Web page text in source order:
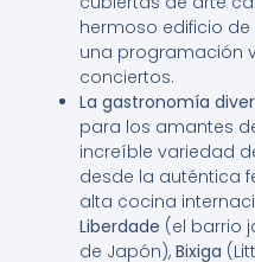
hermoso edificio de
una programación
conciertos.
La gastronomía
para los amantes
increíble variedad
desde la auténtica
alta cocina
Liberdade (el barrio
de Japón), Bixiga